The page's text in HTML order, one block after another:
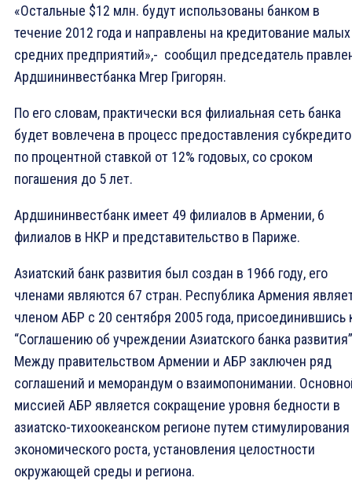
«Остальные $12 млн. будут использованы банком в
течение 2012 года и направлены на кредитование
средних предприятий»,- сообщил председатель
Ардшининвестбанка Мгер Григорян.
По его словам, практически вся филиальная сеть банка
будет вовлечена в процесс предоставления
по процентной ставкой от 12% годовых, со сроком
погашения до 5 лет.
Ардшининвестбанк имеет 49 филиалов в Армении, 6
филиалов в НКР и представительство в Париже.
Азиатский банк развития был создан в 1966 году, его
членами являются 67 стран. Республика Армения
членом АБР с 20 сентября 2005 года, присоединившись
“Соглашению об учреждении Азиатского банка
Между правительством Армении и АБР заключен ряд
соглашений и меморандум о взаимопонимании.
миссией АБР является сокращение уровня бедности в
азиатско-тихоокеанском регионе путем стимулирования
экономического роста, установления целостности
окружающей среды и региона.